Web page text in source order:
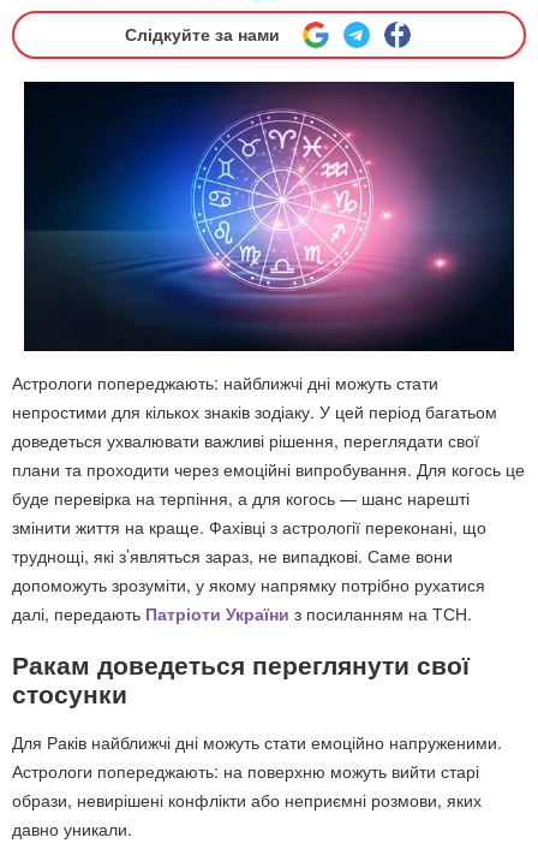
Слідкуйте за нами
Астрологи попереджають: найближчі дні можуть стати
непростими для кількох знаків зодіаку. У цей період багатьом
доведеться ухвалювати важливі рішення, переглядати свої
плани та проходити через емоційні випробування. Для когось це
буде перевірка на терпіння, а для когось — шанс нарешті
змінити життя на краще. Фахівці з астрології переконані, що
труднощі, які з’являться зараз, не випадкові. Саме вони
допоможуть зрозуміти, у якому напрямку потрібно рухатися
далі, передають Патріоти України з посиланням на ТСН.
Ракам доведеться переглянути свої
стосунки
Для Раків найближчі дні можуть стати емоційно напруженими.
Астрологи попереджають: на поверхню можуть вийти старі
образи, невирішені конфлікти або неприємні розмови, яких
давно уникали.